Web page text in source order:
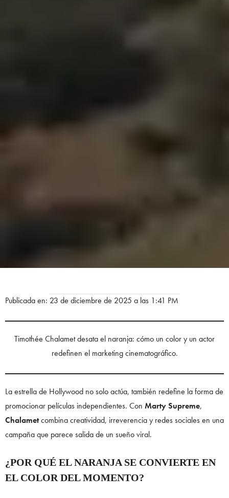
Publicada en: 23 de diciembre de 2025 a las 1:41 PM
Timothée Chalamet desata el naranja: cómo un color y un actor
redefinen el marketing cinematográfico.
La estrella de Hollywood no solo actúa, también redefine la forma de
promocionar películas independientes. Con Marty Supreme,
Chalametcombina creatividad, irreverencia y redes sociales en una
campaña que parece salida de un sueño viral.
¿POR QUÉ EL NARANJA SE CONVIERTE EN
EL COLOR DEL MOMENTO?